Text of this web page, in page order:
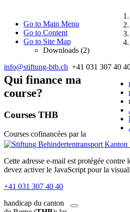
Go to Main Menu
Go to Content
Go to Site Map
Downloads (2)
info@stiftung-btb.ch +41 031 307 40
Cette adresse e-mail est protégée contre
devez activer le JavaScript pour la
+41 031 307 40 40
Qui finance ma
course?
Courses THB
Courses cofinancées par la
handicap du canton